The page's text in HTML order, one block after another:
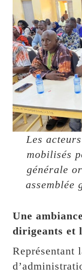
Les
mobilisés
générale
assemblée
Une
dirigeants et
Représentant